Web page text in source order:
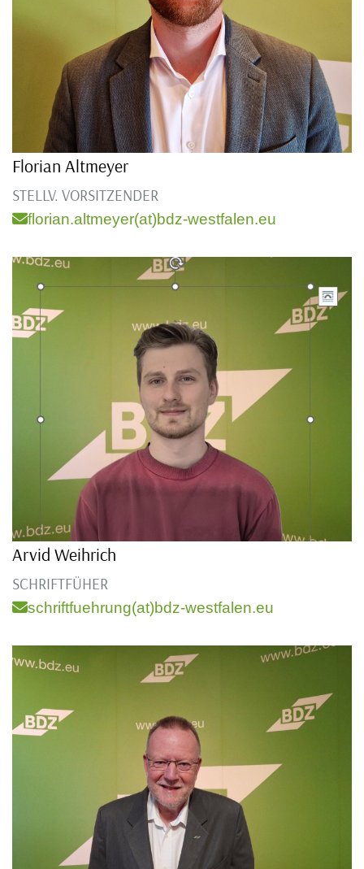
Florian Altmeyer
STELLV. VORSITZENDER
florian.altmeyer(at)bdz-westfalen.eu
Arvid Weihrich
SCHRIFTFÜHER
schriftfuehrung(at)bdz-westfalen.eu